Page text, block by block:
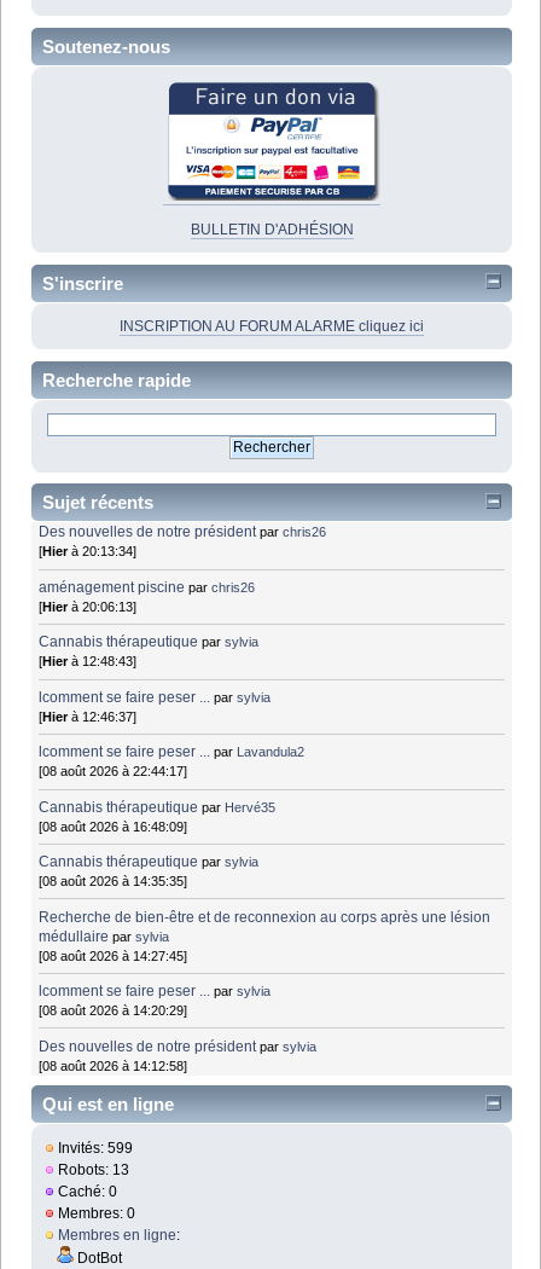
Soutenez-nous
BULLETIN D'ADHÉSION
S'inscrire
INSCRIPTION AU FORUM ALARME cliquez ici
Recherche rapide
Sujet récents
Des nouvelles de notre président parchris26
[Hierà 20:13:34]
aménagement piscine parchris26
[Hierà 20:06:13]
Cannabis thérapeutique parsylvia
[Hierà 12:48:43]
lcomment se faire peser ... parsylvia
[Hierà 12:46:37]
lcomment se faire peser ... par
Lavandula2
[08 août 2026 à 22:44:17]
Cannabis thérapeutique par Hervé35
[08 août 2026 à 16:48:09]
Cannabis thérapeutique parsylvia
[08 août 2026 à 14:35:35]
Recherche de bien-être et de reconnexion au corps après une lésion
médullaire parsylvia
[08 août 2026 à 14:27:45]
lcomment se faire peser ... parsylvia
[08 août 2026 à 14:20:29]
Des nouvelles de notre président parsylvia
[08 août 2026 à 14:12:58]
Qui est en ligne
Invités: 599
Robots: 13
Caché: 0
Membres: 0
Membres en ligne:
DotBot